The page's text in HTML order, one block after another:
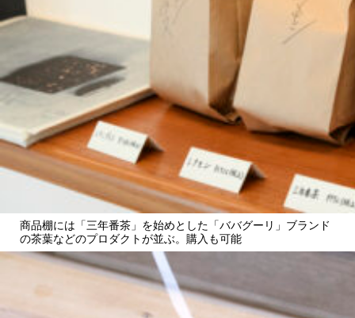
商品棚には「三年番茶」を始めとした「ババグーリ」ブランド
の茶葉などのプロダクトが並ぶ。購入も可能